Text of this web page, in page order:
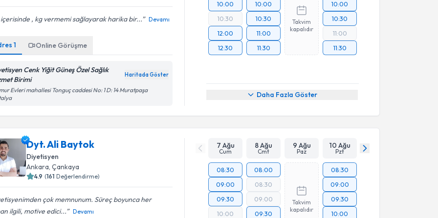
, kg vermemi sağlayarak harika bir... Devamı
1 Online Görüşme
Cenk Yiğit Güneş Özel Sağlık
Birimi
Haritada Göster
Evleri mahallesi Tonguç caddesi No: 1 D: 14 Muratpaşa
10:00
10:30
12:00
12:30
10:00
10:30
11:00
11:30
Takvim
kapalıdır
10:00
10:30
11:00
11:30
Daha Fazla Göster
Dyt. Ali Baytok
Diyetisyen
Ankara ,Çankaya
4.9 (161 Değerlendirme)
çok memnunum. Süreç boyunca her
ilgili, motive edici...
Devamı
7 Ağu
Cum
8 Ağu
Cmt
9 Ağu
Paz
10 Ağu
Pzt
08:30
09:00
09:30
10:00
08:00
08:30
09:00
09:30
Takvim
kapalıdır
08:30
09:00
09:30
10:00